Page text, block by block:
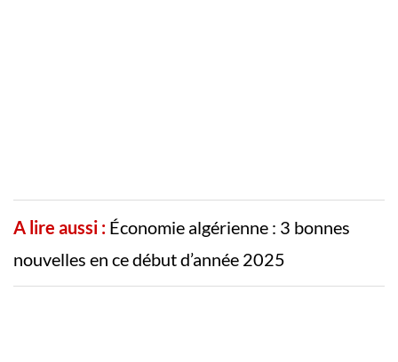
A lire aussi : Économie algérienne : 3 bonnes
nouvelles en ce début d’année 2025